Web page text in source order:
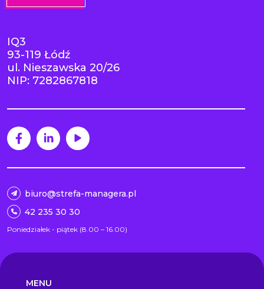
IQ3
93-119 Łódź
ul. Nieszawska 20/26
NIP: 7282867818
biuro@strefa-managera.pl
42 235 30 30
Poniedziałek - piątek (8.00 – 16.00)
MENU